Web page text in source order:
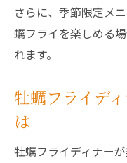
さらに、季節限定メ
蠣フライを楽しめる
れます。
牡蠣フライデ
は
牡蠣フライディナー